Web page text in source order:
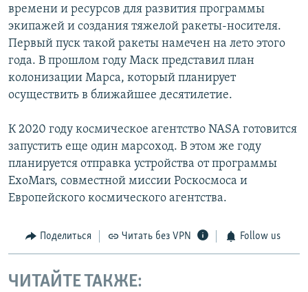
времени и ресурсов для развития программы
экипажей и создания тяжелой ракеты-носителя.
Первый пуск такой ракеты намечен на лето этого
года. В прошлом году Маск представил план
колонизации Марса, который планирует
осуществить в ближайшее десятилетие.
К 2020 году космическое агентство NASA готовится
запустить еще один марсоход. В этом же году
планируется отправка устройства от программы
ExoMars, совместной миссии Роскосмоса и
Европейского космического агентства.
Поделиться Читать без VPN Follow us
ЧИТАЙТЕ ТАКЖЕ: